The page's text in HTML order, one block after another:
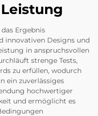
Ergebnis
Designs und
in anspruchsvollen
strenge Tests,
zu erfüllen, wodurch
ein zuverlässiges
hochwertiger
und ermöglicht es